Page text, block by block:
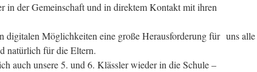
in der Gemeinschaft und in direktem Kontakt mit ihren
digitalen Möglichkeiten eine große Herausforderung für uns alle
natürlich für die Eltern.
auch unsere 5. und 6. Klässler wieder in die Schule –